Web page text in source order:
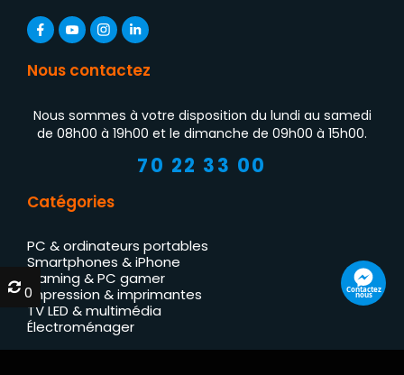
Nous contactez
Nous sommes à votre disposition du lundi au samedi
de 08h00 à 19h00 et le dimanche de 09h00 à 15h00.
70 22 33 00
Catégories
PC & ordinateurs portables
Smartphones & iPhone
Gaming & PC gamer
Impression & imprimantes
TV LED & multimédia
Électroménager
Contactez
nous
0
0